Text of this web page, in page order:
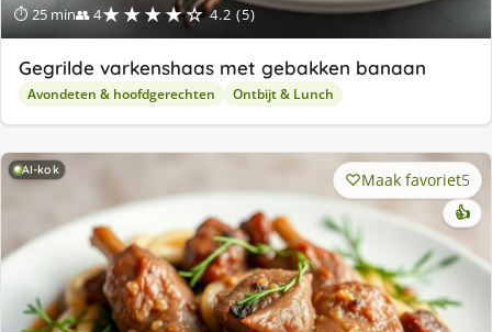
⏱ 25 min👥 4★★★★☆ 4.2 (5)
Gegrilde varkenshaas met gebakken banaan
Avondeten & hoofdgerechten Ontbijt & Lunch
AI-kok Maak favoriet5
👍